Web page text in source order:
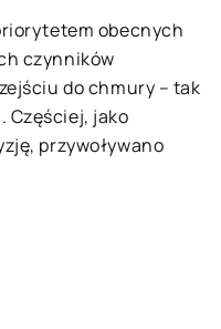
obecnych
czynników
do chmury – tak
Częściej, jako
przywoływano